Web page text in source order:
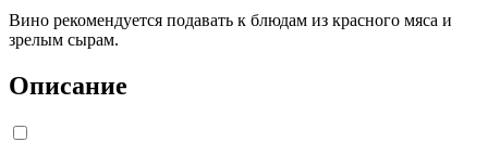
Вино рекомендуется подавать к блюдам из красного мяса и
зрелым сырам.
Описание